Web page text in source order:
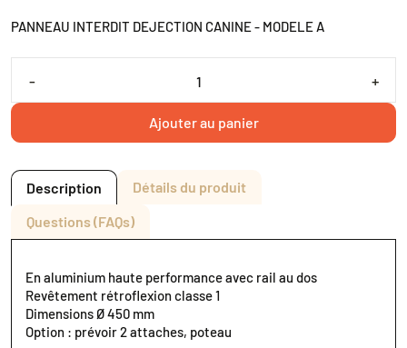
PANNEAU INTERDIT DEJECTION CANINE - MODELE A
- +
Ajouter au panier
Description
Détails du produit
Questions (FAQs)
En aluminium haute performance avec rail au dos
Revêtement rétroflexion classe 1
Dimensions Ø 450 mm
Option : prévoir 2 attaches, poteau